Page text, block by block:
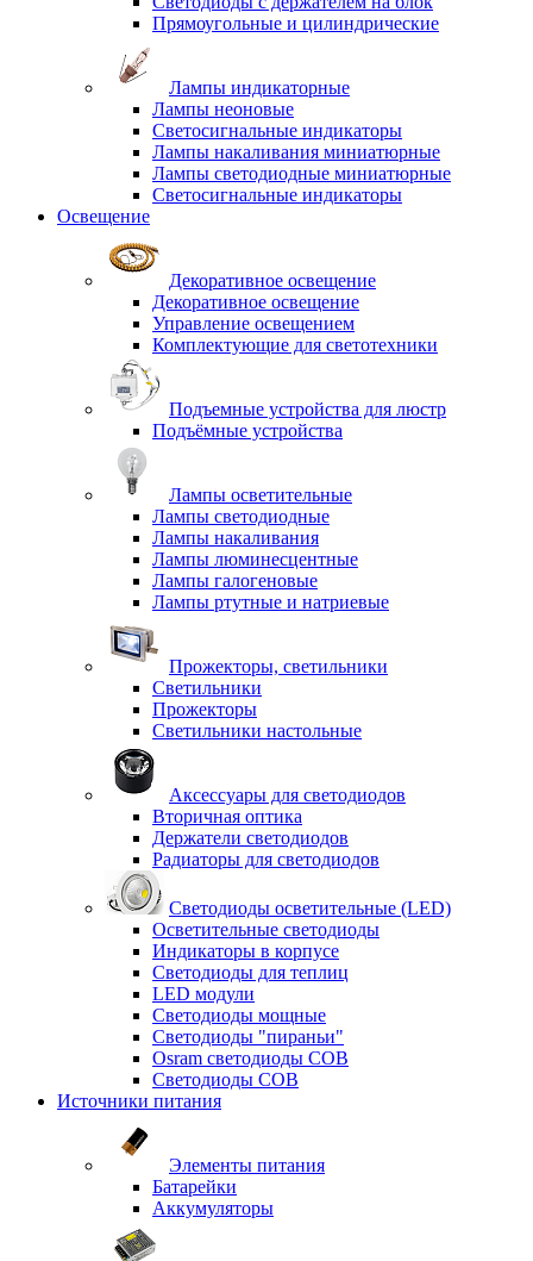
Прямоугольные и цилиндрические
Лампы индикаторные
Лампы неоновые
Светосигнальные индикаторы
Лампы накаливания миниатюрные
Лампы светодиодные миниатюрные
Светосигнальные индикаторы
Освещение
Декоративное освещение
Декоративное освещение
Управление освещением
Комплектующие для светотехники
Подъемные устройства для люстр
Подъёмные устройства
Лампы осветительные
Лампы светодиодные
Лампы накаливания
Лампы люминесцентные
Лампы галогеновые
Лампы ртутные и натриевые
Прожекторы, светильники
Светильники
Прожекторы
Светильники настольные
Аксессуары для светодиодов
Вторичная оптика
Держатели светодиодов
Радиаторы для светодиодов
Светодиоды осветительные (LED)
Осветительные светодиоды
Индикаторы в корпусе
Светодиоды для теплиц
LED модули
Светодиоды мощные
Светодиоды "пираньи"
Osram светодиоды COB
Светодиоды COB
Источники питания
Элементы питания
Батарейки
Аккумуляторы